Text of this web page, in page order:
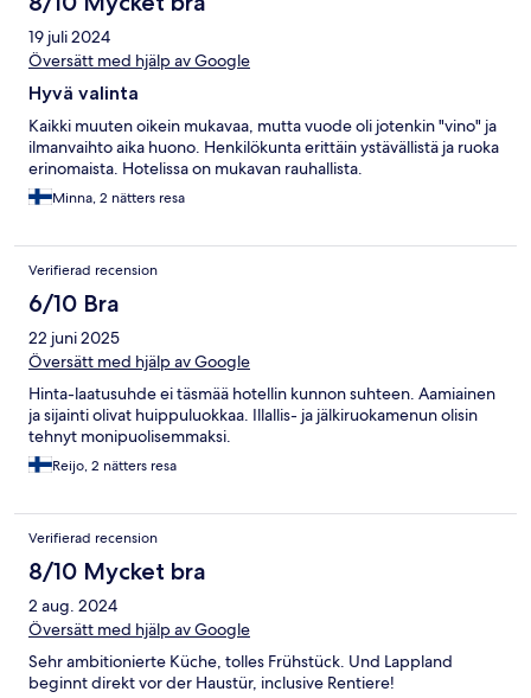
19 juli 2024
Översätt med hjälp av Google
Hyvä valinta
Kaikki muuten oikein mukavaa, mutta vuode oli jotenkin "vino" ja
ilmanvaihto aika huono. Henkilökunta erittäin ystävällistä ja ruoka
erinomaista. Hotelissa on mukavan rauhallista.
Minna, 2 nätters resa
Verifierad recension
6/10 Bra
22 juni 2025
Översätt med hjälp av Google
Hinta-laatusuhde ei täsmää hotellin kunnon suhteen. Aamiainen
ja sijainti olivat huippuluokkaa. Illallis- ja jälkiruokamenun olisin
tehnyt monipuolisemmaksi.
Reijo, 2 nätters resa
Verifierad recension
8/10 Mycket bra
2 aug. 2024
Översätt med hjälp av Google
Sehr ambitionierte Küche, tolles Frühstück. Und Lappland
beginnt direkt vor der Haustür, inclusive Rentiere!